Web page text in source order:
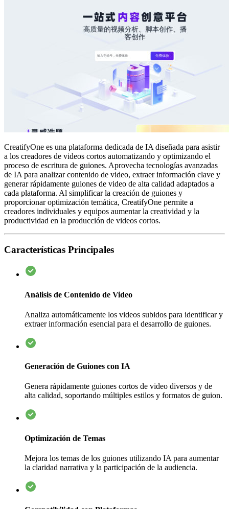
CreatifyOne es una plataforma dedicada de IA diseñada para asistir
a los creadores de videos cortos automatizando y optimizando el
proceso de escritura de guiones. Aprovecha tecnologías avanzadas
de IA para analizar contenido de video, extraer información clave y
generar rápidamente guiones de video de alta calidad adaptados a
cada plataforma. Al simplificar la creación de guiones y
proporcionar optimización temática, CreatifyOne permite a
creadores individuales y equipos aumentar la creatividad y la
productividad en la producción de videos cortos.
Características Principales
Análisis de Contenido de Video
Analiza automáticamente los videos subidos para identificar y
extraer información esencial para el desarrollo de guiones.
Generación de Guiones con IA
Genera rápidamente guiones cortos de video diversos y de
alta calidad, soportando múltiples estilos y formatos de guion.
Optimización de Temas
Mejora los temas de los guiones utilizando IA para aumentar
la claridad narrativa y la participación de la audiencia.